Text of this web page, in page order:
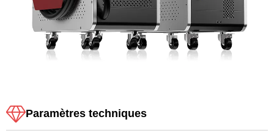
Paramètres techniques